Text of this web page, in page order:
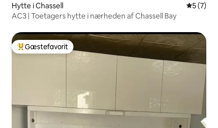
Hytte i Chassell 5 ud af 5
5 (7)
AC3 | Toetagers hytte i nærheden af Chassell Bay
Bedste gæstefavorit
Gæstefavorit